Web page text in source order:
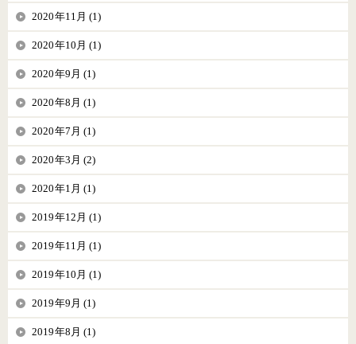
2020年11月 (1)
2020年10月 (1)
2020年9月 (1)
2020年8月 (1)
2020年7月 (1)
2020年3月 (2)
2020年1月 (1)
2019年12月 (1)
2019年11月 (1)
2019年10月 (1)
2019年9月 (1)
2019年8月 (1)